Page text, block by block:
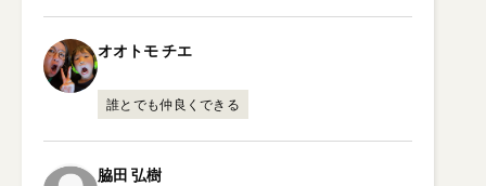
オオトモチエ
誰とでも仲良くできる
脇田 弘樹